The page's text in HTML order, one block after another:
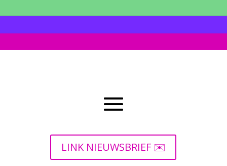
LINK NIEUWSBRIEF ✉️